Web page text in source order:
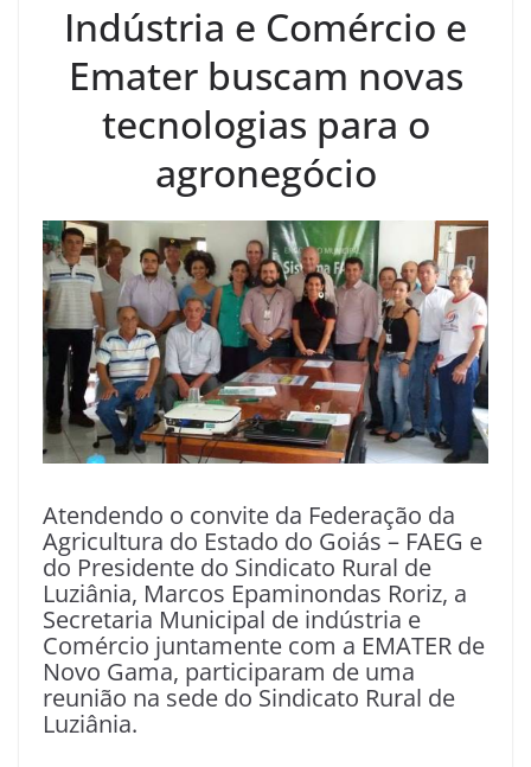
Indústria e Comércio e
Emater buscam novas
tecnologias para o
agronegócio
Atendendo o convite da Federação da
Agricultura do Estado do Goiás – FAEG e
do Presidente do Sindicato Rural de
Luziânia, Marcos Epaminondas Roriz, a
Secretaria Municipal de indústria e
Comércio juntamente com a EMATER de
Novo Gama, participaram de uma
reunião na sede do Sindicato Rural de
Luziânia.